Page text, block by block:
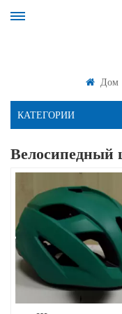
Дом
КАТЕГОРИИ
Велосипедный